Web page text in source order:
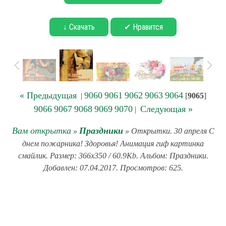
↓ Скачать ✔ Нравится
« Предыдущая | 9060 9061 9062 9063 9064 [9065]
9066 9067 9068 9069 9070| Следующая »
Вам открытка» Праздники» Открытки. 30 апреля С
днем пожарника! Здоровья! Анимация гиф картинка
смайлик. Размер: 366x350 / 60.9Kb. Альбом: Праздники.
Добавлен: 07.04.2017. Просмотров: 625.